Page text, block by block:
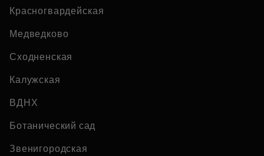
Красногвардейская
Медведково
Сходненская
Калужская
ВДНХ
Ботанический сад
Звенигородская